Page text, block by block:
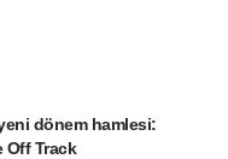
dönem hamlesi:
Off Track